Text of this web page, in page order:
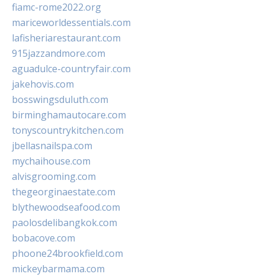
fiamc-rome2022.org
mariceworldessentials.com
lafisheriarestaurant.com
915jazzandmore.com
aguadulce-countryfair.com
jakehovis.com
bosswingsduluth.com
birminghamautocare.com
tonyscountrykitchen.com
jbellasnailspa.com
mychaihouse.com
alvisgrooming.com
thegeorginaestate.com
blythewoodseafood.com
paolosdelibangkok.com
bobacove.com
phoone24brookfield.com
mickeybarmama.com